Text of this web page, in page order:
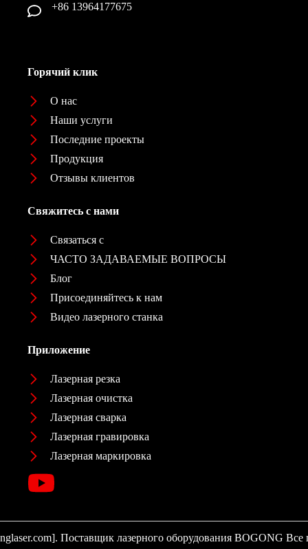
+86 13964177675
Горячий клик
О нас
Наши услуги
Последние проекты
Продукция
Отзывы клиентов
Свяжитесь с нами
Связаться с
ЧАСТО ЗАДАВАЕМЫЕ ВОПРОСЫ
Блог
Присоединяйтесь к нам
Видео лазерного станка
Приложение
Лазерная резка
Лазерная очистка
Лазерная сварка
Лазерная гравировка
Лазерная маркировка
Поставщик лазерного оборудования BOGONG